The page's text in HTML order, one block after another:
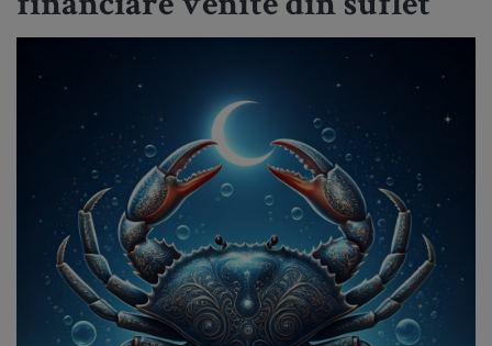
financiare venite din suflet